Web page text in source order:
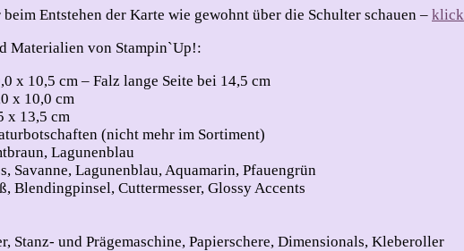
Entstehen der Karte wie gewohnt über die Schulter schauen – klick
Materialien von Stampin`Up!:
x 10,5 cm – Falz lange Seite bei 14,5 cm
x 10,0 cm
x 13,5 cm
(nicht mehr im Sortiment)
Lagunenblau
Savanne, Lagunenblau, Aquamarin, Pfauengrün
Blendingpinsel, Cuttermesser, Glossy Accents
Stanz- und Prägemaschine, Papierschere, Dimensionals, Kleberoller